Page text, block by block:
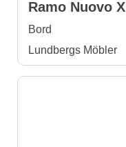
Ramo Nuovo X
Bord
Lundbergs Möbler